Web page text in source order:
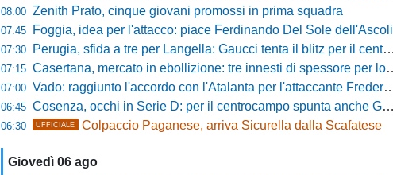
08:00 Zenith Prato, cinque giovani promossi in prima squadra
07:45 Foggia, idea per l'attacco: piace Ferdinando Del Sole dell'Ascoli
07:30 Perugia, sfida a tre per Langella: Gaucci tenta il blitz per il centrocampista del Cosenza
07:15 Casertana, mercato in ebollizione: tre innesti di spessore per lo scacchiere di Vinicio Espinal
07:00 Vado: raggiunto l'accordo con l'Atalanta per l'attaccante Frederick Samuel Ndongue
06:45 Cosenza, occhi in Serie D: per il centrocampo spunta anche Gerardo Di Gilio
06:30 UFFICIALE Colpaccio Paganese, arriva Sicurella dalla Scafatese
Giovedì 06 ago